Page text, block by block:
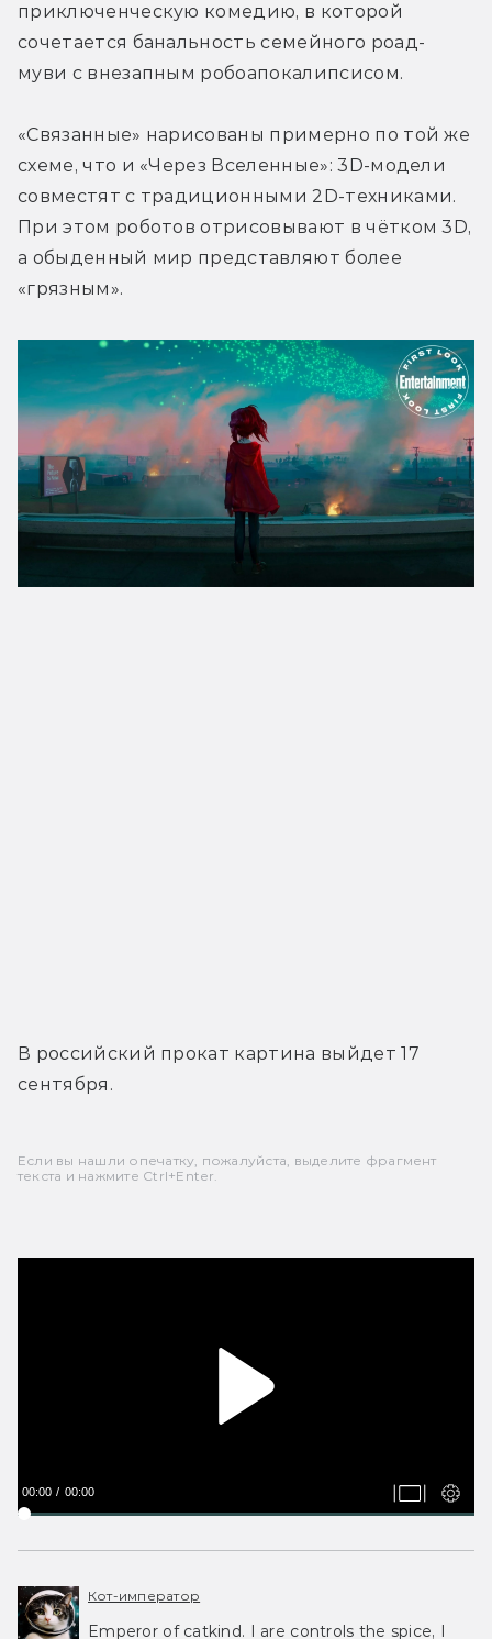
приключенческую комедию, в которой
сочетается банальность семейного роад-
муви с внезапным робоапокалипсисом.
«Связанные» нарисованы примерно по той же
схеме, что и «Через Вселенные»: 3D-модели
совместят с традиционными 2D-техниками.
При этом роботов отрисовывают в чётком 3D,
а обыденный мир представляют более
«грязным».
В российский прокат картина выйдет 17
сентября.
Если вы нашли опечатку, пожалуйста, выделите фрагмент
текста и нажмите Ctrl+Enter.
00:00 00:00
Кот-император
Emperor of catkind. I are controls the spice, I